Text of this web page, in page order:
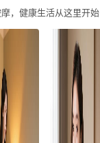
，健康生活从这里开始